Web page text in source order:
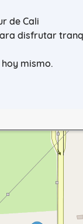
de Cali
disfrutar
mismo.